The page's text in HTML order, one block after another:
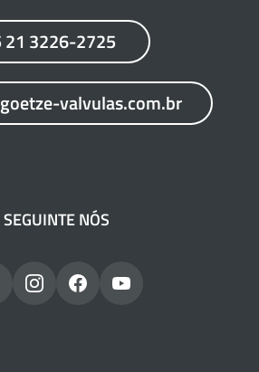
21 3226-2725
valvulas.com.br
SEGUINTE NÓS